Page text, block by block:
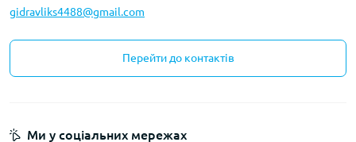
gidravliks4488@gmail.com
Перейти до контактів
Ми у соціальних мережах